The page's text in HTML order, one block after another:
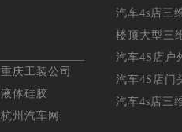
重庆工装公司
液体硅胶
杭州汽车网
汽车4s店三
楼顶大型三
汽车4S店户
汽车4S店门
汽车4s店三